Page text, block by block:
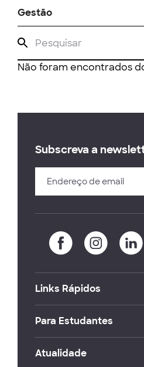
Gestão
Não foram encontrados
Subscreva a
Links Rápidos
Para Estudantes
Atualidade